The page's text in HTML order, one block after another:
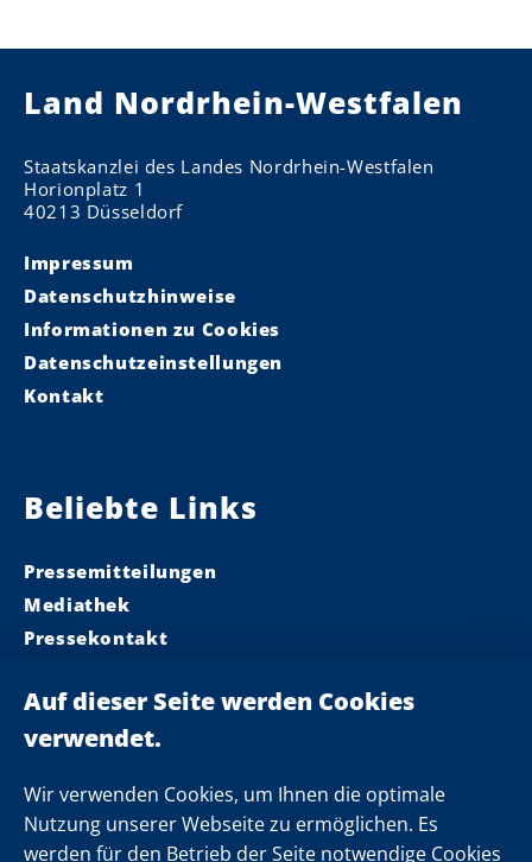
Wir verwenden Cookies, um Ihnen die optimale
Nutzung unserer Webseite zu ermöglichen. Es
werden für den Betrieb der Seite notwendige Cookies
Land Nordrhein-Westfalen
Staatskanzlei des Landes Nordrhein-Westfalen
Horionplatz 1
40213 Düsseldorf
Impressum
Datenschutzhinweise
Informationen zu Cookies
Datenschutzeinstellungen
Kontakt
Beliebte Links
Pressemitteilungen
Mediathek
Pressekontakt
Landeskabinett
Einsamkeit